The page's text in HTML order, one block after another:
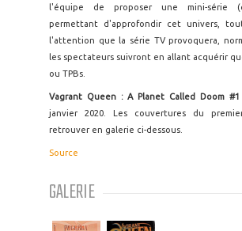
l'équipe de proposer une mini-série
permettant d'approfondir cet univers,
l'attention que la série TV provoquera,
les spectateurs suivront en allant acquérir
ou TPBs.
Vagrant Queen : A Planet Called Doom #1
janvier 2020. Les couvertures du
retrouver en galerie ci-dessous.
Source
GALERIE